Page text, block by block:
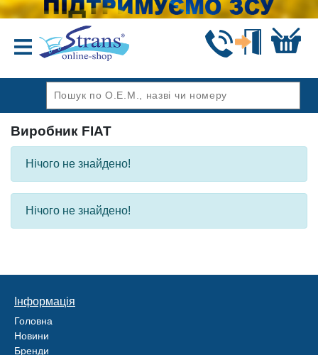
Виробник FIAT
Нічого не знайдено!
Нічого не знайдено!
Інформація
Головна
Новини
Бренди